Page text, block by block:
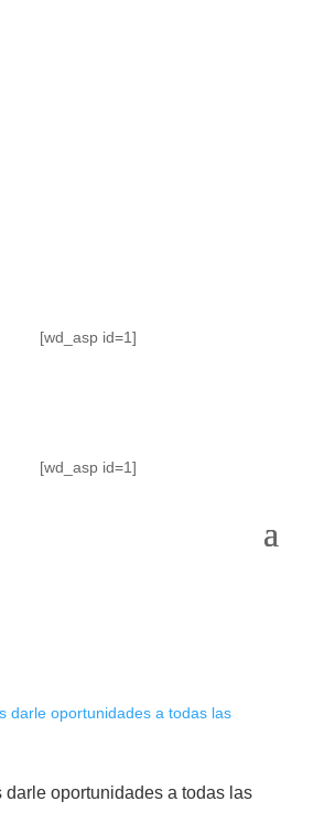
[wd_asp id=1]
[wd_asp id=1]
darle oportunidades a todas las